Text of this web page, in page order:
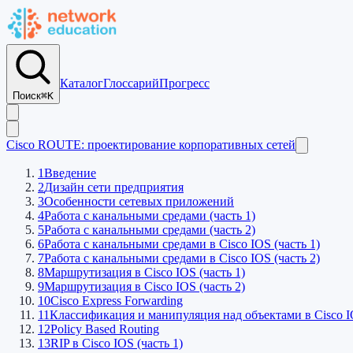
Поиск⌘K
КаталогГлоссарийПрогресс
Cisco ROUTE: проектирование корпоративных сетей
1Введение
2Дизайн сети предприятия
3Особенности сетевых приложений
4Работа с канальными средами (часть 1)
5Работа с канальными средами (часть 2)
6Работа с канальными средами в Cisco IOS (часть 1)
7Работа с канальными средами в Cisco IOS (часть 2)
8Маршрутизация в Cisco IOS (часть 1)
9Маршрутизация в Cisco IOS (часть 2)
10Cisco Express Forwarding
11Классификация и манипуляция над объектами в Cisco
12Policy Based Routing
13RIP в Cisco IOS (часть 1)